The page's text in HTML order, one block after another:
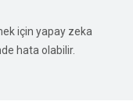
için yapay zeka
hata olabilir.